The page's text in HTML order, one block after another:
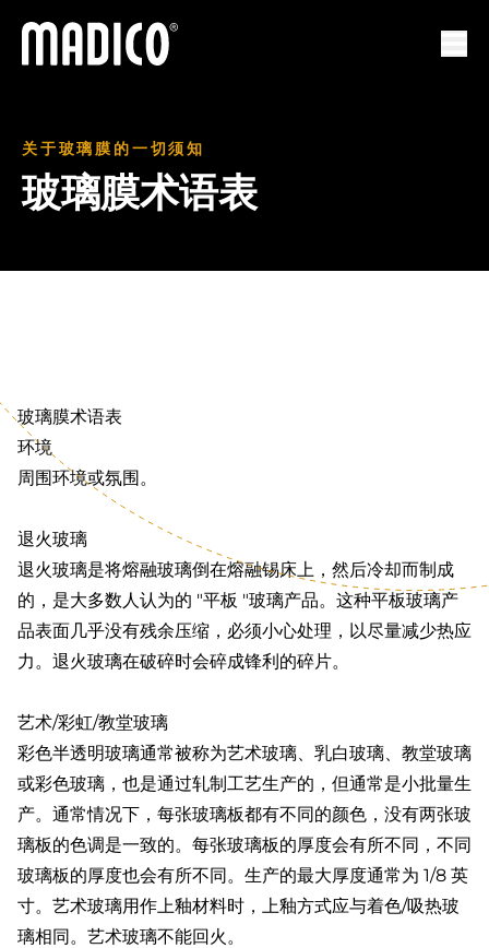
马迪科
关于玻璃膜的一切须知
玻璃膜术语表
玻璃膜术语表
环境
周围环境或氛围。
退火玻璃
退火玻璃是将熔融玻璃倒在熔融锡床上，然后冷却而制成
的，是大多数人认为的 "平板 "玻璃产品。这种平板玻璃产
品表面几乎没有残余压缩，必须小心处理，以尽量减少热应
力。退火玻璃在破碎时会碎成锋利的碎片。
艺术/彩虹/教堂玻璃
彩色半透明玻璃通常被称为艺术玻璃、乳白玻璃、教堂玻璃
或彩色玻璃，也是通过轧制工艺生产的，但通常是小批量生
产。通常情况下，每张玻璃板都有不同的颜色，没有两张玻
璃板的色调是一致的。每张玻璃板的厚度会有所不同，不同
玻璃板的厚度也会有所不同。生产的最大厚度通常为 1/8 英
寸。艺术玻璃用作上釉材料时，上釉方式应与着色/吸热玻
璃相同。艺术玻璃不能回火。